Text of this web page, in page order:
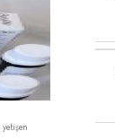
yetişen